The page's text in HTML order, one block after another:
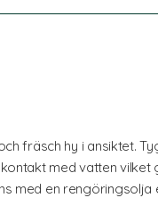
fräsch hy i ansiktet.
med vatten vilket
med en rengöringsolja